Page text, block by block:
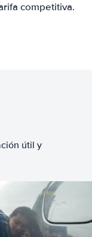
competitiva.
útil y